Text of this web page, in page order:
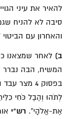
והאחרון עם
ב) לאחר שמצאנו
המשיח, הבה נברר
בפסוק 4
לְתֹהוּ וְהֶבֶל כֹּחִי
אֶת-אֱלֹהָי". רש"י